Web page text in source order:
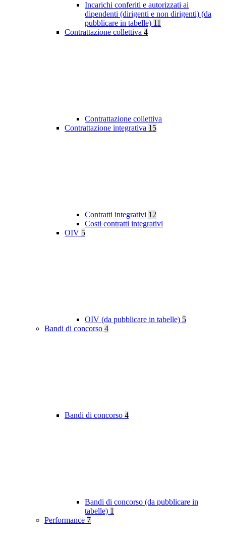
Incarichi conferiti e autorizzati ai
dipendenti (dirigenti e non dirigenti) (da
pubblicare in tabelle) 11
Contrattazione collettiva 4
Contrattazione collettiva
Contrattazione integrativa 15
Contratti integrativi 12
Costi contratti integrativi
OIV 5
OIV (da pubblicare in tabelle) 5
Bandi di concorso 4
Bandi di concorso 4
Bandi di concorso (da pubblicare in
tabelle) 1
Performance 7